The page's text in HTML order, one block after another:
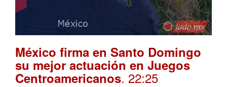
México firma en Santo Domingo
su mejor actuación en Juegos
Centroamericanos. 22:25